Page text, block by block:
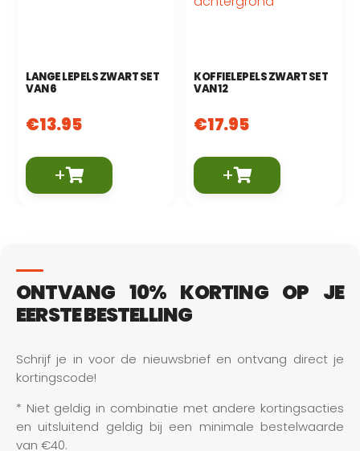
LANGE LEPELS ZWART SET
VAN 6
€13.95
+
KOFFIELEPELS ZWART SET
VAN 12
€17.95
+
ONTVANG 10% KORTING OP JE
EERSTE BESTELLING
Schrijf je in voor de nieuwsbrief en ontvang direct je
kortingscode!
* Niet geldig in combinatie met andere kortingsacties
en uitsluitend geldig bij een minimale bestelwaarde
van €40.